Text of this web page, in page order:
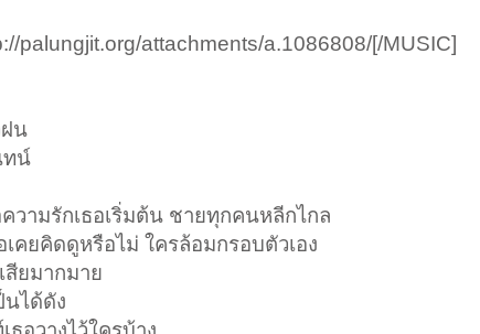
palungjit.org/attachments/a.1086808/[/MUSIC]
ฝน
ทน์
วามรักเธอเริ่มต้น ชายทุกคนหลีกไกล
เคยคิดดูหรือไม่ ใครล้อมกรอบตัวเอง
สียมากมาย
นได้ดัง